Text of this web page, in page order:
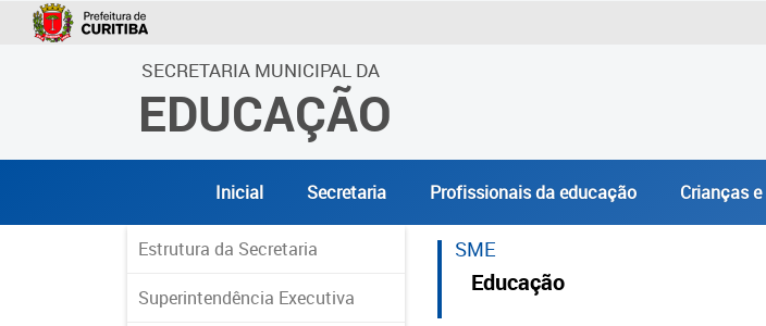
SECRETARIA MUNICIPAL DA
EDUCAÇÃO
Inicial Secretaria Profissionais da educação Crianças
Estrutura da Secretaria
Superintendência Executiva
SME
Educação